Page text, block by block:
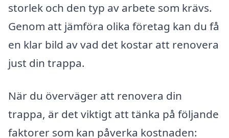
storlek och den typ av arbete som krävs.
Genom att jämföra olika företag kan du få
en klar bild av vad det kostar att renovera
just din trappa.
När du överväger att renovera din
trappa, är det viktigt att tänka på följande
faktorer som kan påverka kostnaden: